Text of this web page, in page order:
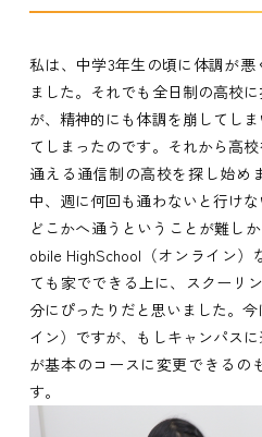
私は、中学3年生の頃に体調が悪
ました。それでも全日制の高校
が、精神的にも体調を崩してし
てしまったのです。それから高
通える通信制の高校を探し始め
中、週に何回も通わないと行け
どこかへ通うということが難し
obile HighSchool（オンライン）
ても家でできる上に、スクーリ
分にぴったりだと思いました。
イン）ですが、もしキャンパス
が基本のコースに変更できるの
す。